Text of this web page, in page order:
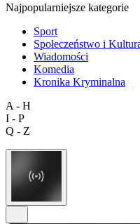
Najpopularniejsze kategorie
Sport
Społeczeństwo i
Wiadomości
Komedia
Kronika Kryminalna
A - H
I - P
Q - Z